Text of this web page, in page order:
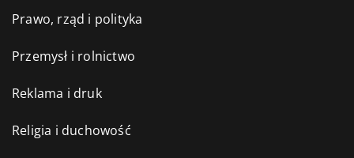
Prawo, rząd i polityka
Przemysł i rolnictwo
Reklama i druk
Religia i duchowość